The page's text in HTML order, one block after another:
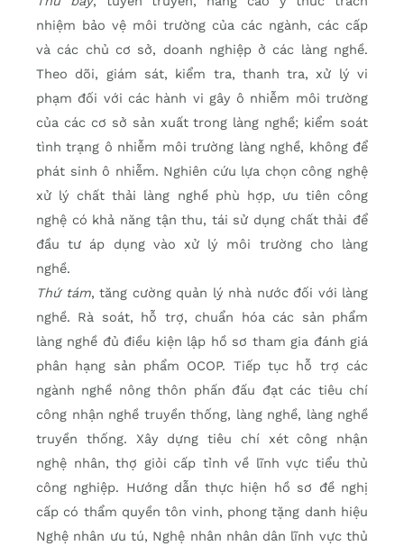
nhiệm bảo vệ môi trường của các ngành, các cấp
và các chủ cơ sở, doanh nghiệp ở các làng nghề.
Theo dõi, giám sát, kiểm tra, thanh tra, xử lý vi
phạm đối với các hành vi gây ô nhiễm môi trường
của các cơ sở sản xuất trong làng nghề; kiểm soát
tình trạng ô nhiễm môi trường làng nghề, không để
phát sinh ô nhiễm. Nghiên cứu lựa chọn công nghệ
xử lý chất thải làng nghề phù hợp, ưu tiên công
nghệ có khả năng tận thu, tái sử dụng chất thải để
đầu tư áp dụng vào xử lý môi trường cho làng
nghề.
Thứ tám, tăng cường quản lý nhà nước đối với làng
nghề. Rà soát, hỗ trợ, chuẩn hóa các sản phẩm
làng nghề đủ điều kiện lập hồ sơ tham gia đánh giá
phân hạng sản phẩm OCOP. Tiếp tục hỗ trợ các
ngành nghề nông thôn phấn đấu đạt các tiêu chí
công nhận nghề truyền thống, làng nghề, làng nghề
truyền thống. Xây dựng tiêu chí xét công nhận
nghệ nhân, thợ giỏi cấp tỉnh về lĩnh vực tiểu thủ
công nghiệp. Hướng dẫn thực hiện hồ sơ đề nghị
cấp có thẩm quyền tôn vinh, phong tặng danh hiệu
Nghệ nhân ưu tú, Nghệ nhân nhân dân lĩnh vực thủ